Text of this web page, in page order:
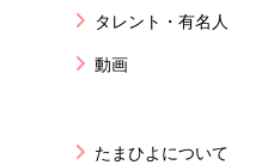
タレント・有名人
動画
たまひよについて